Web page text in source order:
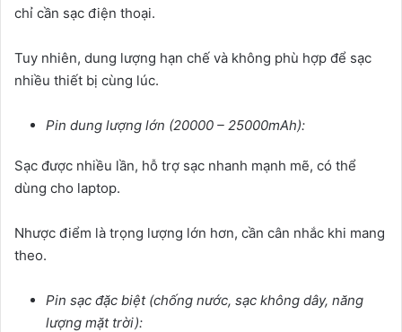
chỉ cần sạc điện thoại.
Tuy nhiên, dung lượng hạn chế và không phù hợp để sạc
nhiều thiết bị cùng lúc.
Pin dung lượng lớn (20000 – 25000mAh):
Sạc được nhiều lần, hỗ trợ sạc nhanh mạnh mẽ, có thể
dùng cho laptop.
Nhược điểm là trọng lượng lớn hơn, cần cân nhắc khi mang
theo.
Pin sạc đặc biệt (chống nước, sạc không dây, năng
lượng mặt trời):